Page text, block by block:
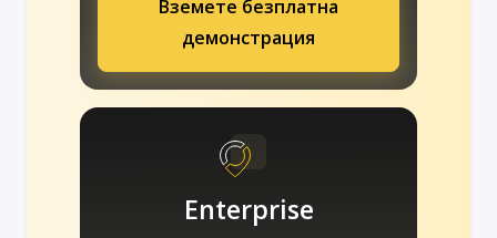
Вземете безплатна
демонстрация
Enterprise